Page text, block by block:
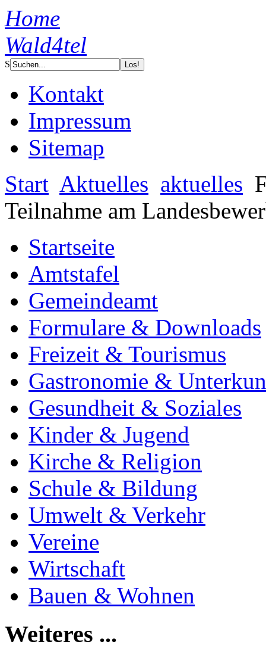
Home
Wald4tel
S
Kontakt
Impressum
Sitemap
Start Aktuelles aktuelles
Teilnahme am
Startseite
Amtstafel
Gemeindeamt
Formulare & Downloads
Freizeit & Tourismus
Gastronomie &
Gesundheit & Soziales
Kinder & Jugend
Kirche & Religion
Schule & Bildung
Umwelt & Verkehr
Vereine
Wirtschaft
Bauen & Wohnen
Weiteres ...